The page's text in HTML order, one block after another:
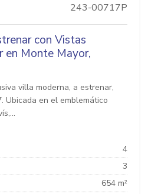
243-00717P
con Vistas
en Monte Mayor,
villa moderna, a estrenar,
Ubicada en el emblemático
4
3
654 m²